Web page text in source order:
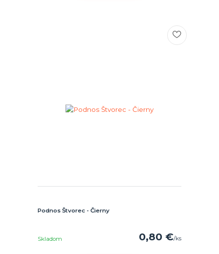
Podnos Štvorec - Čierny
0,80 €/ks
Skladom